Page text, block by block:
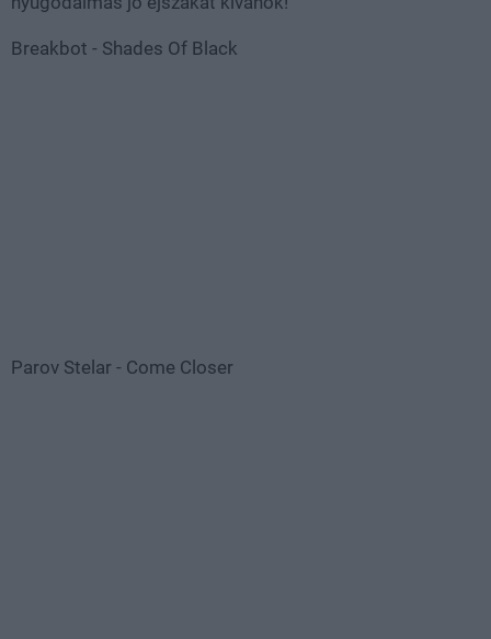
Breakbot - Shades Of Black
Parov Stelar - Come Closer